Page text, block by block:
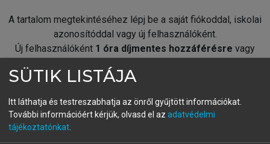
A tartalom megtekintéséhez lépj be a saját fiókoddal, iskolai
azonosítóddal vagy új felhasználóként.
Új felhasználóként 1 óra díjmentes hozzáférésre vagy
fiókoddal,vagy hozz létre új fiókot.
A regisztráció után apróbaidőszakautomatikusan
SÜTIK LISTÁJA
Itt láthatja és testreszabhatja az önről gyűjtött információkat.
További információért kérjük, olvasd el az adatvédelmi
tájékoztatónkat